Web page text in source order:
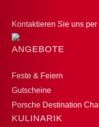
Kontaktieren Sie uns per
ANGEBOTE
Feste & Feiern
Gutscheine
Porsche Destination
KULINARIK